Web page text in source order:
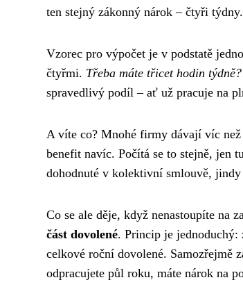
ten stejný zákonný nárok – čtyři
Vzorec pro výpočet je v podstatě
čtyřmi. Třeba máte třicet hodin
spravedlivý podíl – ať už pracuje na
A víte co? Mnohé firmy dávají víc než
benefit navíc. Počítá se to stejně, jen
dohodnuté v kolektivní smlouvě, jindy
Co se ale děje, když nenastoupíte na
část dovolené. Princip je jednoduchý:
celkové roční dovolené. Samozřejmě
odpracujete půl roku, máte nárok na